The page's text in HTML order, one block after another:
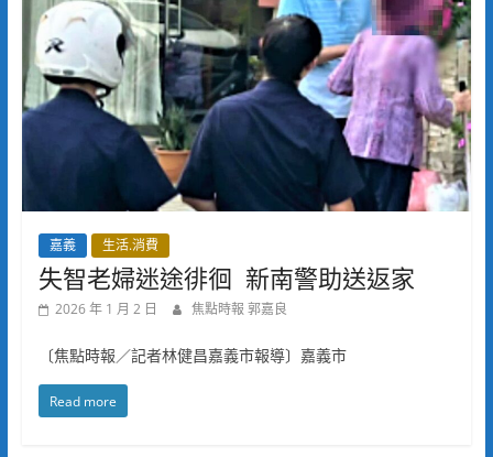
嘉義 生活.消費
失智老婦迷途徘徊 新南警助送返家
2026 年 1 月 2 日 焦點時報 郭嘉良
〔焦點時報／記者林健昌嘉義市報導〕嘉義市
Read more